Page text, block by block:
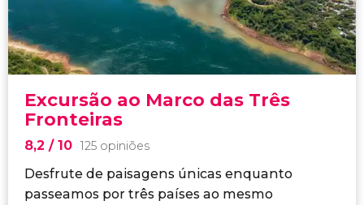
Excursão ao Marco das Três
Fronteiras
8,2 / 10 125 opiniões
Desfrute de paisagens únicas enquanto
passeamos por três países ao mesmo